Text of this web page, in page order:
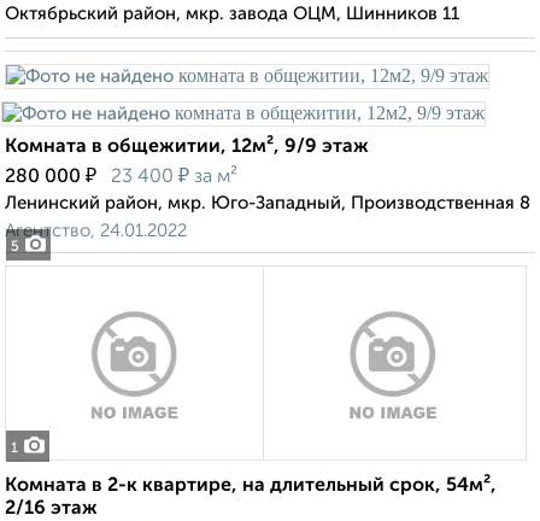
Октябрьский район, мкр. завода ОЦМ, Шинников 11
5
Комната в общежитии, 12м², 9/9 этаж
280 000 ₽ 23 400 ₽ за м²
Ленинский район, мкр. Юго-Западный, Производственная 8
Агентство, 24.01.2022
1
Комната в 2-к квартире, на длительный срок, 54м²,
2/16 этаж